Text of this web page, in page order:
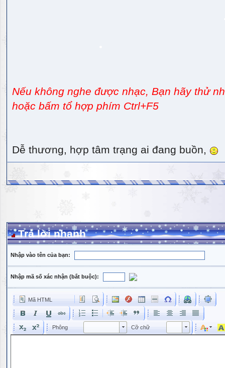
Nếu không nghe được nhạc, Bạn hãy thử
hoặc bấm tổ hợp phím Ctrl+F5
Dễ thương, hợp tâm trạng ai đang buồn,
Trả lời nhanh
Nhập vào tên của bạn:
Nhập mã số xác nhận (bắt buộc):
Mã HTML
Phông Phông Cỡ chữ Kích cỡ phông